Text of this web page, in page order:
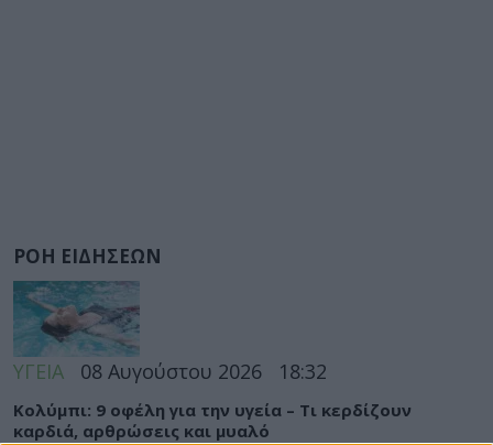
ΡΟΗ ΕΙΔΗΣΕΩΝ
ΥΓΕΙΑ 08 Αυγούστου 2026 18:32
Κολύμπι: 9 οφέλη για την υγεία – Τι κερδίζουν
καρδιά, αρθρώσεις και μυαλό